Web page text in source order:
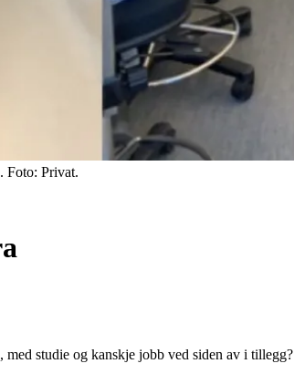
Foto: Privat.
studie og kanskje jobb ved siden av i tillegg?